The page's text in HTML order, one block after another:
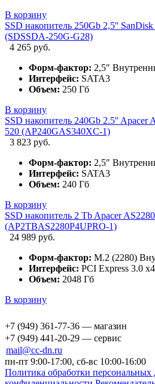
В корзину
SSD накопитель 250Gb 2,5''
(SDSSDA-250G-G28)
4 265 руб.
Форм-фактор: 2,5″
Интерфейс: SATA3
Объем: 250 Гб
В корзину
SSD накопитель 240Gb 2.5''
520 (AP240GAS340XC-1)
3 823 руб.
Форм-фактор: 2,5″
Интерфейс: SATA3
Объем: 240 Гб
В корзину
SSD накопитель 2 Tb Apacer
(AP2TBAS2280P4UPRO-1)
24 989 руб.
Форм-фактор: M.2 (2280)
Интерфейс: PCI Express 3.0 x4
Объем: 2048 Гб
В корзину
+7 (949) 361-77-36 — магазин
+7 (949) 441-20-29 — сервис
mail@cc-dn.ru
пн-пт 9:00-17:00, сб-вс 10:00-16:00
Политика обработки